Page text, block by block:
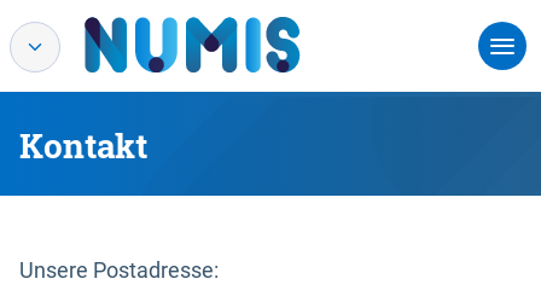
Kontakt
Unsere Postadresse: